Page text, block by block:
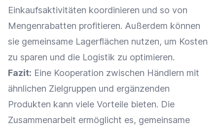
Einkaufsaktivitäten koordinieren und so von
Mengenrabatten profitieren. Außerdem können
sie gemeinsame Lagerflächen nutzen, um Kosten
zu sparen und die Logistik zu optimieren.
Fazit: Eine Kooperation zwischen Händlern mit
ähnlichen Zielgruppen und ergänzenden
Produkten kann viele Vorteile bieten. Die
Zusammenarbeit ermöglicht es, gemeinsame